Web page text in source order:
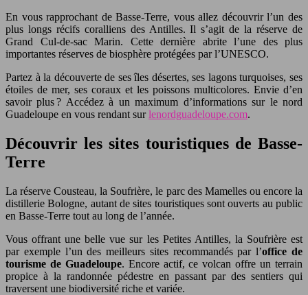
En vous rapprochant de Basse-Terre, vous allez découvrir l’un des
plus longs récifs coralliens des Antilles. Il s’agit de la réserve de
Grand Cul-de-sac Marin. Cette dernière abrite l’une des plus
importantes réserves de biosphère protégées par l’UNESCO.
Partez à la découverte de ses îles désertes, ses lagons turquoises, ses
étoiles de mer, ses coraux et les poissons multicolores. Envie d’en
savoir plus ? Accédez à un maximum d’informations sur le nord
Guadeloupe en vous rendant surlenordguadeloupe.com.
Découvrir les sites touristiques de Basse-
Terre
La réserve Cousteau, la Soufrière, le parc des Mamelles ou encore la
distillerie Bologne, autant de sites touristiques sont ouverts au public
en Basse-Terre tout au long de l’année.
Vous offrant une belle vue sur les Petites Antilles, la Soufrière est
par exemple l’un des meilleurs sites recommandés par l’office de
tourisme de Guadeloupe. Encore actif, ce volcan offre un terrain
propice à la randonnée pédestre en passant par des sentiers qui
traversent une biodiversité riche et variée.